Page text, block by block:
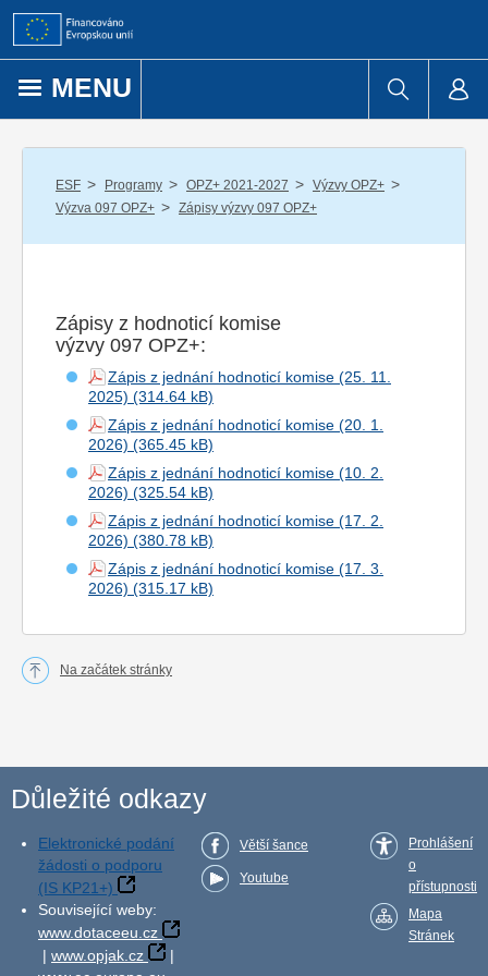
Přejít k obsahu
MENU
ESF / Programy / OPZ+ 2021-2027 / Výzvy OPZ+ /
Výzva 097 OPZ+ / Zápisy výzvy 097 OPZ+
Zápisy z hodnoticí komise
výzvy 097 OPZ+:
Zápis z jednání hodnoticí komise (25. 11.
2025)
Zápis z jednání hodnoticí komise (20. 1.
2026)
Zápis z jednání hodnoticí komise (10. 2.
2026)
Zápis z jednání hodnoticí komise (17. 2.
2026)
Zápis z jednání hodnoticí komise (17. 3.
2026)
Na začátek stránky
Důležité odkazy
Elektronické podání
žádosti o podporu
(IS KP21+)
Související weby:
www.dotaceeu.cz
| www.opjak.cz
|
Větší šance
Youtube
Prohlášení
o
přístupnosti
Mapa
Stránek